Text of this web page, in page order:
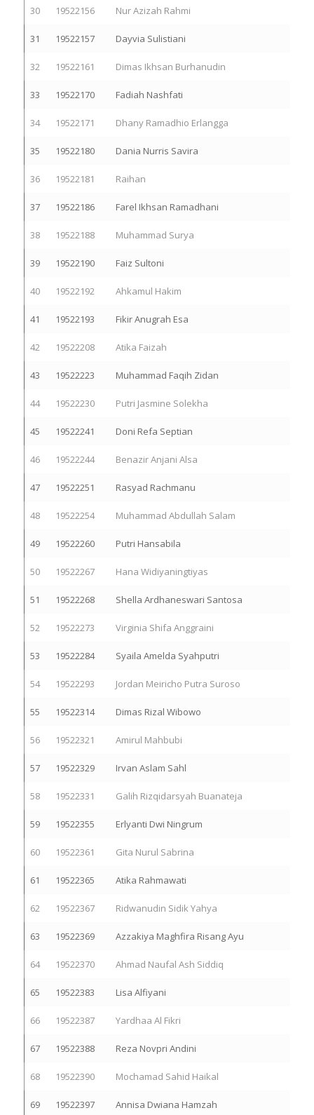
30 19522156 Nur Azizah Rahmi
31 19522157 Dayvia Sulistiani
32 19522161 Dimas Ikhsan Burhanudin
33 19522170 Fadiah Nashfati
34 19522171 Dhany Ramadhio Erlangga
35 19522180 Dania Nurris Savira
36 19522181 Raihan
37 19522186 Farel Ikhsan Ramadhani
38 19522188 Muhammad Surya
39 19522190 Faiz Sultoni
40 19522192 Ahkamul Hakim
41 19522193 Fikir Anugrah Esa
42 19522208 Atika Faizah
43 19522223 Muhammad Faqih Zidan
44 19522230 Putri Jasmine Solekha
45 19522241 Doni Refa Septian
46 19522244 Benazir Anjani Alsa
47 19522251 Rasyad Rachmanu
48 19522254 Muhammad Abdullah Salam
49 19522260 Putri Hansabila
50 19522267 Hana Widiyaningtiyas
51 19522268 Shella Ardhaneswari Santosa
52 19522273 Virginia Shifa Anggraini
53 19522284 Syaila Amelda Syahputri
54 19522293 Jordan Meiricho Putra Suroso
55 19522314 Dimas Rizal Wibowo
56 19522321 Amirul Mahbubi
57 19522329 Irvan Aslam Sahl
58 19522331 Galih Rizqidarsyah Buanateja
59 19522355 Erlyanti Dwi Ningrum
60 19522361 Gita Nurul Sabrina
61 19522365 Atika Rahmawati
62 19522367 Ridwanudin Sidik Yahya
63 19522369 Azzakiya Maghfira Risang Ayu
64 19522370 Ahmad Naufal Ash Siddiq
65 19522383 Lisa Alfiyani
66 19522387 Yardhaa Al Fikri
67 19522388 Reza Novpri Andini
68 19522390 Mochamad Sahid Haikal
69 19522397 Annisa Dwiana Hamzah